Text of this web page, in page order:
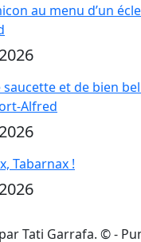
au menu d’un
et de bien
Alfred
Tabarnax !
Tati Garrafa. ©-